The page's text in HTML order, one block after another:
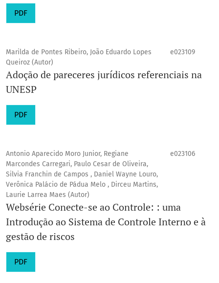
PDF
Marilda de Pontes Ribeiro, João Eduardo Lopes
Queiroz (Autor)
e023109
Adoção de pareceres jurídicos referenciais na
UNESP
PDF
Antonio Aparecido Moro Junior, Regiane
Marcondes Carregari, Paulo Cesar de Oliveira,
Silvia Franchin de Campos , Daniel Wayne Louro,
Verônica Palácio de Pádua Melo , Dirceu Martins,
Laurie Larrea Maes (Autor)
e023106
Websérie Conecte-se ao Controle: : uma
Introdução ao Sistema de Controle Interno e à
gestão de riscos
PDF